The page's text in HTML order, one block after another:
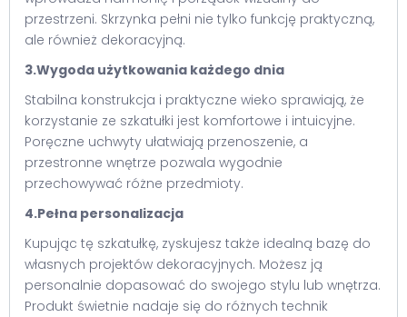
przestrzeni. Skrzynka pełni nie tylko funkcję praktyczną,
ale również dekoracyjną.
3.Wygoda użytkowania każdego dnia
Stabilna konstrukcja i praktyczne wieko sprawiają, że
korzystanie ze szkatułki jest komfortowe i intuicyjne.
Poręczne uchwyty ułatwiają przenoszenie, a
przestronne wnętrze pozwala wygodnie
przechowywać różne przedmioty.
4.Pełna personalizacja
Kupując tę szkatułkę, zyskujesz także idealną bazę do
własnych projektów dekoracyjnych. Możesz ją
personalnie dopasować do swojego stylu lub wnętrza.
Produkt świetnie nadaje się do różnych technik